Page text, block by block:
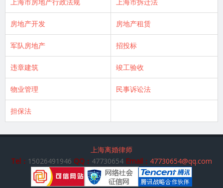
房地产开发 房地产租赁
军队房地产 招投标
违章建筑 竣工验收
物业管理 民事诉讼法
担保法
上海离婚律师
Tel： 15026491946 QQ： 47730654 Email： 47730654@qq.com